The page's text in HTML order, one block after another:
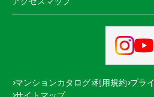
マンションカタログ 利用規約 プラ